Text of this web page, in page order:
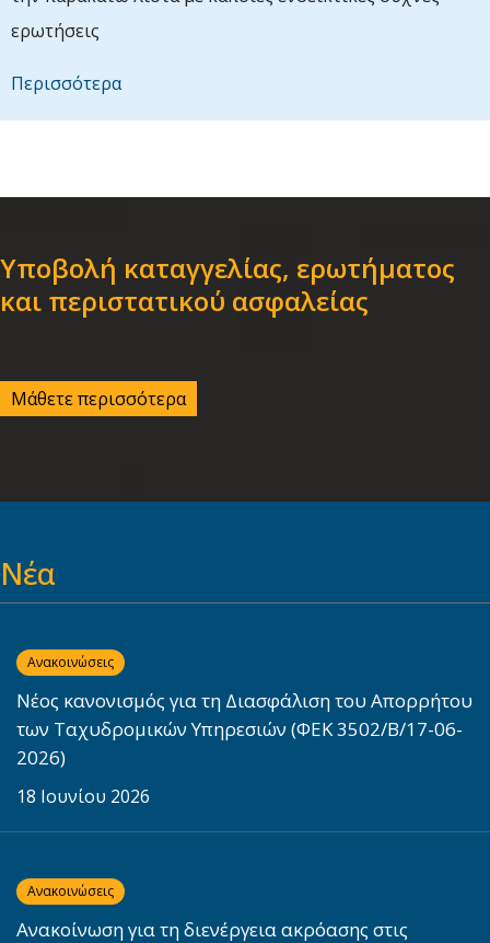
ερωτήσεις
Περισσότερα
Υποβολή καταγγελίας, ερωτήματος
και περιστατικού ασφαλείας
Μάθετε περισσότερα
Νέα
Ανακοινώσεις
Νέος κανονισμός για τη Διασφάλιση του Απορρήτου
των Ταχυδρομικών Υπηρεσιών (ΦΕΚ 3502/Β/17-06-
2026)
18 Ιουνίου 2026
Ανακοινώσεις
Ανακοίνωση για τη διενέργεια ακρόασης στις